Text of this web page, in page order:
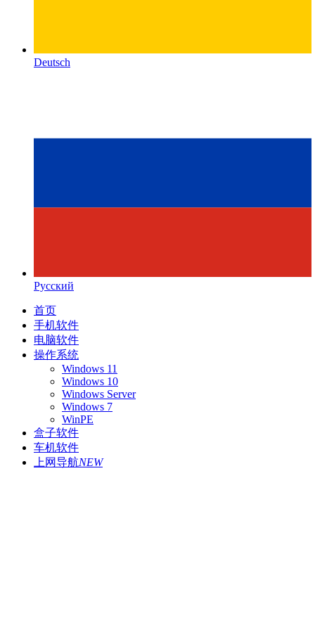
Deutsch
Русский
首页
手机软件
电脑软件
操作系统
Windows 11
Windows 10
Windows Server
Windows 7
WinPE
盒子软件
车机软件
上网导航NEW